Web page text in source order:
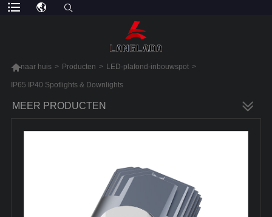
naar huis > Producten > LED-plafond-inbouwspot >
IP65 IP40 Spotlights & Downlights
MEER PRODUCTEN